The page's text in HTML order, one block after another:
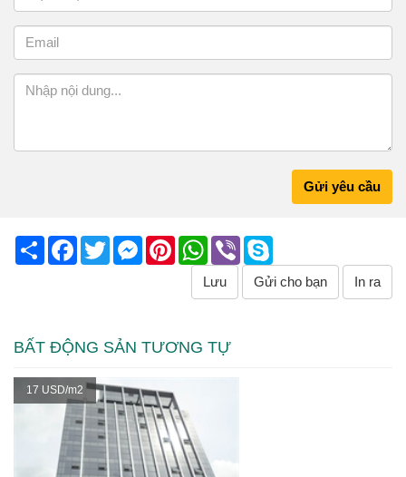
Gửi yêu cầu
Share Facebook
TwitterMessenger
PinterestWhatsApp
Viber
Lưu Gửi cho bạn In ra
BẤT ĐỘNG SẢN TƯƠNG TỰ
17 USD/m2